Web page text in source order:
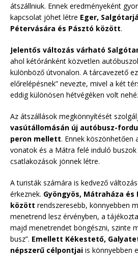
átszállniuk. Ennek eredményeként
kapcsolat jöhet létre Eger,
Pétervására és Pásztó között.
Jelentős változás várható
ahol kétóránként közvetlen
különböző útvonalon. A tárcavezető
előrelépésnek” nevezte, mivel a két
eddig különösen hétvégéken volt
Az átszállások megkönnyítését
vasútállomásán új autóbusz-
peron mellett. Ennek köszönhetően
vonatok és a Mátra felé induló
csatlakozások jönnek létre.
A turisták számára is kedvező
érkeznek. Gyöngyös, Mátraháza
között rendszeresebb, könnyebben
menetrend lesz érvényben, a
majd menetrendet böngészni, szinte
busz”. Emellett Kékestető,
népszerű célpontjai is könnyebben